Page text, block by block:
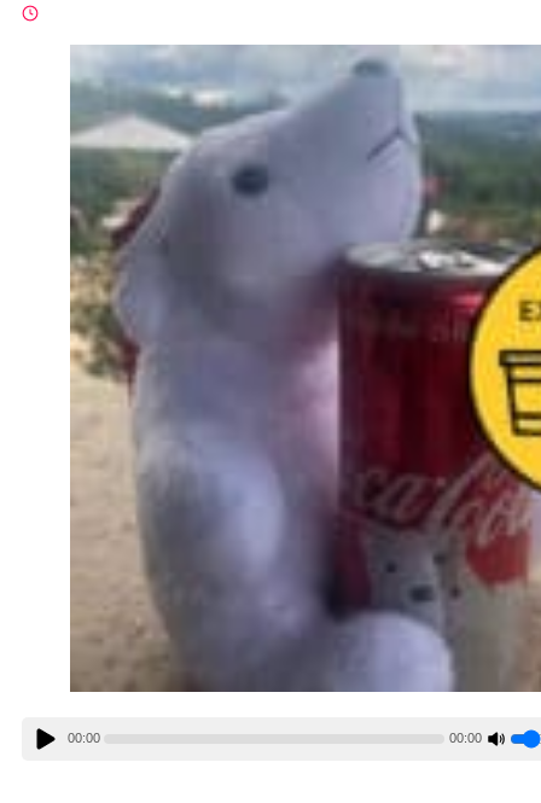
00:00 00:00